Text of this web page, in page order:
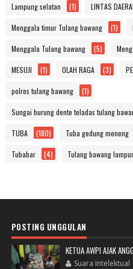
Lampung selatan (1) LINTAS
Menggala timur Tulang bawang (1)
Menggala Tulang bawang (5)
MESUJI (1) OLAH RAGA (3)
polres tulang bawang (1)
Sungai burung dente teladas tulang
TUBA (180) Tuba gedung meneng
Tubabar (4) Tulang bawang
POSTING UNGGULAN
KETUA AWPI AJAK
Suara Intelektual